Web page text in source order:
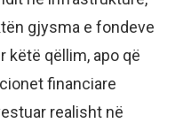
gjysma e fondeve
këtë qëllim, apo që
financiare
realisht në